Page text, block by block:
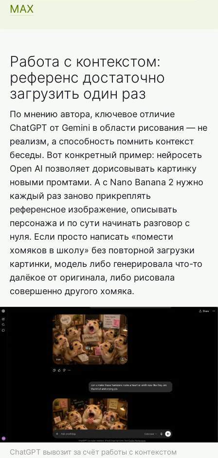
MAX
Работа с контекстом:
референс достаточно
загрузить один раз
По мнению автора, ключевое отличие
ChatGPT от Gemini в области рисования — не
реализм, а способность помнить контекст
беседы. Вот конкретный пример: нейросеть
Open AI позволяет дорисовывать картинку
новыми промтами. А с Nano Banana 2 нужно
каждый раз заново прикреплять
референсное изображение, описывать
персонажа и по сути начинать разговор с
нуля. Если просто написать «помести
хомяков в школу» без повторной загрузки
картинки, модель либо генерировала что-то
далёкое от оригинала, либо рисовала
совершенно другого хомяка.
ChatGPT вывозит за счёт работы с контекстом